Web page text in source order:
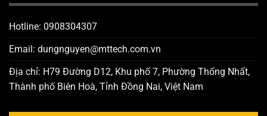
Hotline: 0908304307
Email: dungnguyen@mttech.com.vn
Địa chỉ: H79 Đường D12, Khu phố 7, Phường Thống Nhất,
Thành phố Biên Hoà, Tỉnh Đồng Nai, Việt Nam